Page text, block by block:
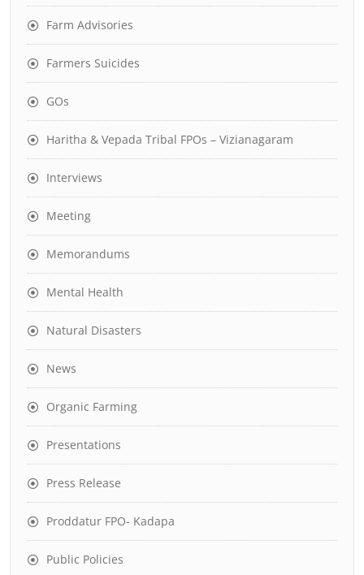
Farm Advisories
Farmers Suicides
GOs
Haritha & Vepada Tribal FPOs – Vizianagaram
Interviews
Meeting
Memorandums
Mental Health
Natural Disasters
News
Organic Farming
Presentations
Press Release
Proddatur FPO- Kadapa
Public Policies